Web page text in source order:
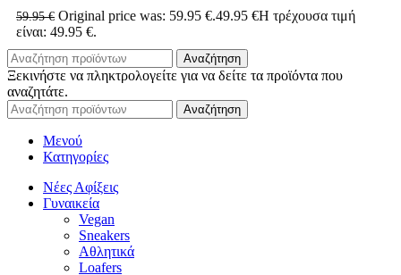
59.95€ Original price was: 59.95 €.49.95 €Η τρέχουσα τιμή
είναι: 49.95 €.
Αναζήτηση
Ξεκινήστε να πληκτρολογείτε για να δείτε τα προϊόντα που
αναζητάτε.
Αναζήτηση
Μενού
Κατηγορίες
Νέες Αφίξεις
Γυναικεία
Vegan
Sneakers
Αθλητικά
Loafers